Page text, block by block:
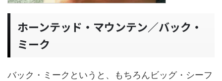
ホーンテッド・マウンテン／バック・
ミーク
バック・ミークというと、もちろんビッグ・シーフ